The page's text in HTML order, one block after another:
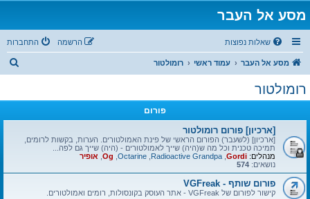
מסע אל העבר
שאלות נפוצות התחברות הרשמה
מסע אל העבר עמוד ראשי רומולטור
רומולטור
פורום
[ארכיון] פורום רומולטור
[ארכיון] (לשעבר) הפורום הראשי של פינת האמולטורים. הערות, בקשות לרומים,
תמיכה טכנית וכל מה ש(היה) שייך לאמולטורים - (היה) שייך גם לפה...
מנהלים: Gordi
Radioactive Grandpa
Octarine
Og אופיר
נושאים: 574
פורום שותף - VGFreak
קישור לפורום של VGFreak - אתר העוסק בקונסולות, רומים ואמולטורים.